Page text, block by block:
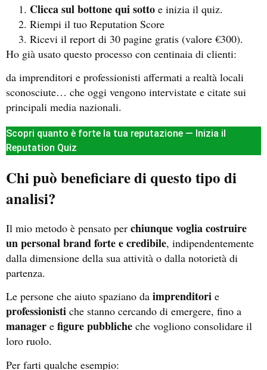
Clicca sul bottone qui sotto e inizia il quiz.
Riempi il tuo Reputation Score
Ricevi il report di 30 pagine gratis (valore €300).
Ho già usato questo processo con centinaia di clienti:
da imprenditori e professionisti affermati a realtà locali
sconosciute… che oggi vengono intervistate e citate sui
principali media nazionali.
Scopri quanto è forte la tua reputazione — Inizia il
Reputation Quiz
Chi può beneficiare di questo tipo di
analisi?
Il mio metodo è pensato per chiunque voglia costruire
un personal brand forte e credibile, indipendentemente
dalla dimensione della sua attività o dalla notorietà di
partenza.
Le persone che aiuto spaziano da imprenditori e
professionisti che stanno cercando di emergere, fino a
manager e figure pubbliche che vogliono consolidare il
loro ruolo.
Per farti qualche esempio: